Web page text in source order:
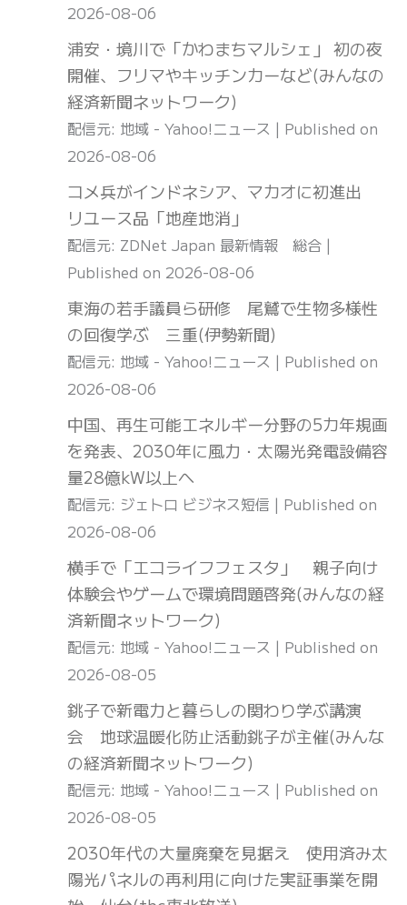
2026-08-06
浦安・境川で「かわまちマルシェ」 初の夜
開催、フリマやキッチンカーなど(みんなの
経済新聞ネットワーク)
配信元: 地域 - Yahoo!ニュース
Published on
2026-08-06
コメ兵がインドネシア、マカオに初進出
リユース品「地産地消」
配信元: ZDNet Japan 最新情報 総合
Published on 2026-08-06
東海の若手議員ら研修 尾鷲で生物多様性
の回復学ぶ 三重(伊勢新聞)
配信元: 地域 - Yahoo!ニュース
Published on
2026-08-06
中国、再生可能エネルギー分野の5カ年規画
を発表、2030年に風力・太陽光発電設備容
量28億kW以上へ
配信元: ジェトロ ビジネス短信
Published on
2026-08-06
横手で「エコライフフェスタ」 親子向け
体験会やゲームで環境問題啓発(みんなの経
済新聞ネットワーク)
配信元: 地域 - Yahoo!ニュース
Published on
2026-08-05
銚子で新電力と暮らしの関わり学ぶ講演
会 地球温暖化防止活動銚子が主催(みんな
の経済新聞ネットワーク)
配信元: 地域 - Yahoo!ニュース
Published on
2026-08-05
2030年代の大量廃棄を見据え 使用済み太
陽光パネルの再利用に向けた実証事業を開